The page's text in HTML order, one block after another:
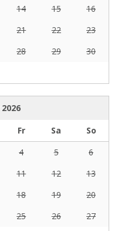
14 15
16
21 22
23
28 29
30
2026
Fr Sa
So
4 5
6
11 12
13
18 19
20
25 26
27